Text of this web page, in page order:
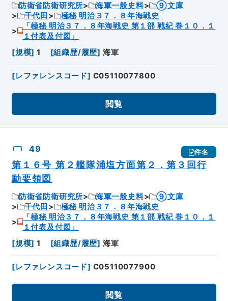
防衛省防衛研究所 海軍一般史料
⑨文庫
千代田
極秘 明治３７．８年海戦史
「極秘 明治３７．８年海戦史 第１部 戦紀 巻１０．１
１付表及付図」
[規模] 1 [組織歴/履歴] 海軍
[レファレンスコード] C05110077800
閲覧
49 件名
第１６号 第２艦隊浦塩方面第２．第３回行
動要領図
防衛省防衛研究所 海軍一般史料
⑨文庫
千代田
極秘 明治３７．８年海戦史
「極秘 明治３７．８年海戦史 第１部 戦紀 巻１０．１
１付表及付図」
[規模] 1 [組織歴/履歴] 海軍
[レファレンスコード] C05110077900
閲覧